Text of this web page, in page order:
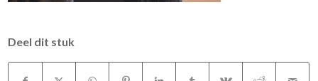
Deel dit stuk